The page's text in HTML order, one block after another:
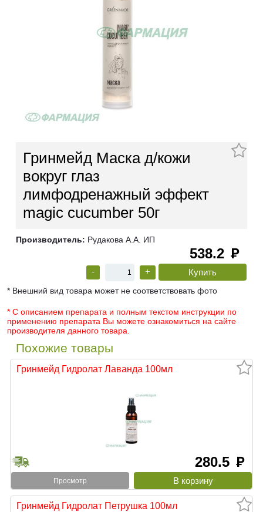
Гринмейд Маска д/кожи
вокруг глаз
лимфодренажный эффект
magic cucumber 50г
Производитель: Рудакова А.А. ИП
538.2 руб
- +
* Внешний вид товара может не соответствовать фото
* С описанием препарата и полным текстом инструкции по
применению препарата Вы можете ознакомиться на сайте
производителя данного товара.
Похожие товары
Гринмейд Гидролат Лаванда 100мл
280.5 руб
Просмотр
Гринмейд Гидролат Петрушка 100мл